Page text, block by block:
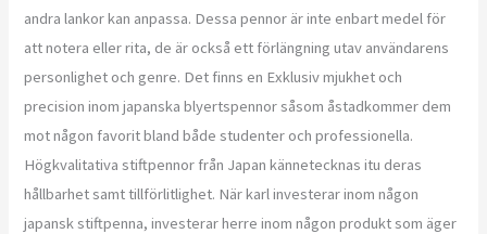
andra lankor kan anpassa. Dessa pennor är inte enbart medel för
att notera eller rita, de är också ett förlängning utav användarens
personlighet och genre. Det finns en Exklusiv mjukhet och
precision inom japanska blyertspennor såsom åstadkommer dem
mot någon favorit bland både studenter och professionella.
Högkvalitativa stiftpennor från Japan kännetecknas itu deras
hållbarhet samt tillförlitlighet. När karl investerar inom någon
japansk stiftpenna, investerar herre inom någon produkt som äger